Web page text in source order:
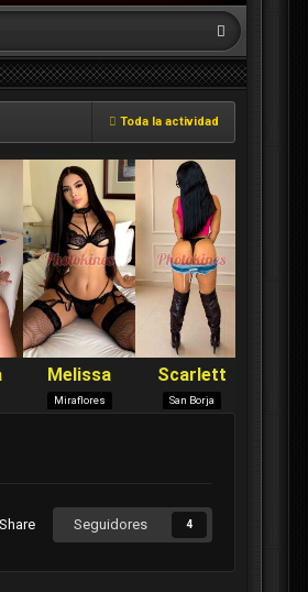
Toda la actividad
Share Seguidores 4